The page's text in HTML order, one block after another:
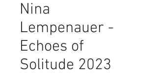
Nina
Lempenauer -
Echoes of
Solitude 2023